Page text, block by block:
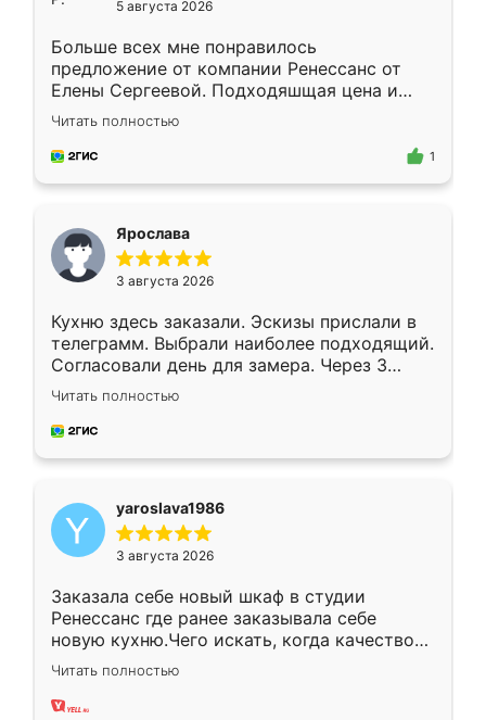
5 августа 2026
Больше всех мне понравилось
предложение от компании Ренессанс от
Елены Сергеевой. Подходяшщая цена и
короткие сроки изготовления. Приехавший
для замера сотрудник Владислав
предложил по моему эскизу самый
Читать полностью
1
Ярослава
3 августа 2026
Кухню здесь заказали. Эскизы прислали в
телеграмм. Выбрали наиболее подходящий.
Согласовали день для замера. Через 3
недели кухня была уже готова. Остались
довольны работой. Спасибо Ренессанс
мебель за качественную работу!
Читать полностью
yaroslava1986
3 августа 2026
Заказала себе новый шкаф в студии
Ренессанс где ранее заказывала себе
новую кухню.Чего искать, когда качеством
вполне довольна. Служит кухня уже почти
два года, нареканий нет.
Читать полностью